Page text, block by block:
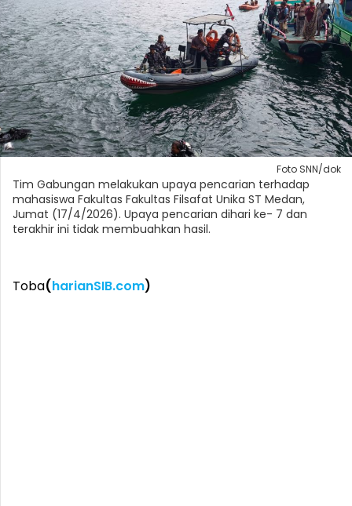
Foto SNN/dok
Tim Gabungan melakukan upaya pencarian terhadap
mahasiswa Fakultas Fakultas Filsafat Unika ST Medan,
Jumat (17/4/2026). Upaya pencarian dihari ke- 7 dan
terakhir ini tidak membuahkan hasil.
Toba(harianSIB.com)